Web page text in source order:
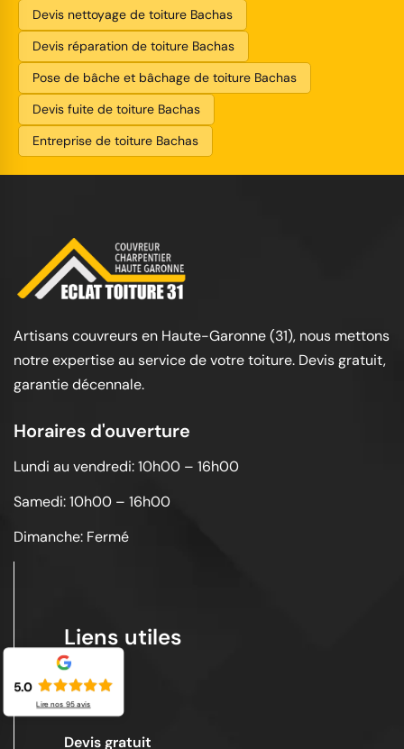
Devis nettoyage de toiture Bachas
Devis réparation de toiture Bachas
Pose de bâche et bâchage de toiture Bachas
Devis fuite de toiture Bachas
Entreprise de toiture Bachas
Artisans couvreurs en Haute-Garonne (31), nous mettons
notre expertise au service de votre toiture. Devis gratuit,
garantie décennale.
Horaires d'ouverture
Lundi au vendredi: 10h00 – 16h00
Samedi: 10h00 – 16h00
Dimanche: Fermé
Liens utiles
Acceuil
Devis gratuit
5.0
Lire nos 95avis